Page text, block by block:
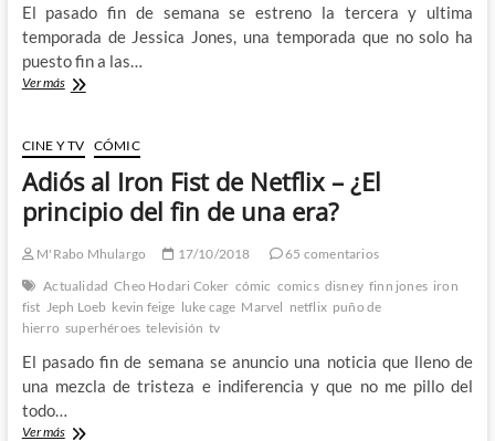
El pasado fin de semana se estreno la tercera y ultima
temporada de Jessica Jones, una temporada que no solo ha
puesto fin a las…
Ver másTercera
Jessica
Jones
–
Adiós
a
deslenguada
detective
y
sub-
universo
Marvel
Netflix
CINE Y TV CÓMIC
Adiós al Iron Fist de Netflix – ¿El
principio del fin de una era?
M'Rabo Mhulargo 17/10/2018
65 comentarios
Actualidad Cheo Hodari Coker cómic comics disney finn jones iron
fist Jeph Loeb kevin feige luke cage Marvel netflix puño de
hierro superhéroes televisión tv
El pasado fin de semana se anuncio una noticia que lleno de
una mezcla de tristeza e indiferencia y que no me pillo del
todo…
Ver másAdiós